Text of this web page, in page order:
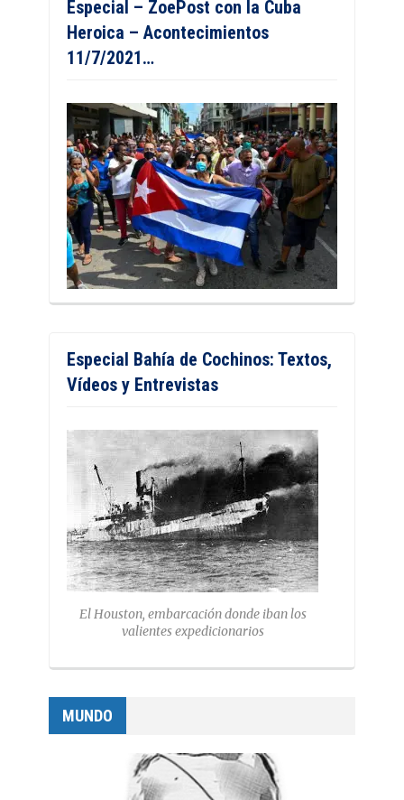
Especial – ZoePost con la Cuba
Heroica – Acontecimientos
11/7/2021…
Especial Bahía de Cochinos: Textos,
Vídeos y Entrevistas
El Houston, embarcación donde iban los
valientes expedicionarios
MUNDO